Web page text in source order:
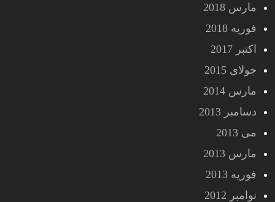
مارس 2018
فوریه 2018
اکتبر 2017
جولای 2015
مارس 2014
دسامبر 2013
می 2013
مارس 2013
فوریه 2013
نوامبر 2012